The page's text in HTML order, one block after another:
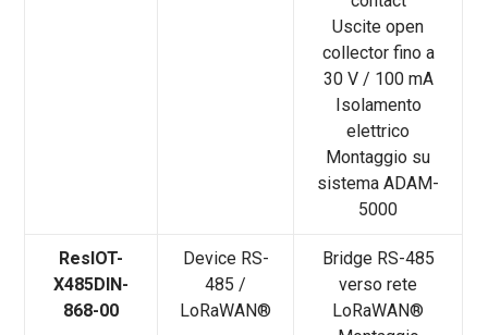
Uscite open
collector fino a
30 V / 100 mA
Isolamento
elettrico
Montaggio su
sistema ADAM-
5000
ResIOT-
X485DIN-
868-00
Device RS-
485 /
LoRaWAN®
Bridge RS-485
verso rete
LoRaWAN®